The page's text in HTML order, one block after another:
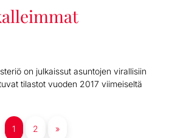
on julkaissut asuntojen virallisiin
tilastot vuoden 2017 viimeiseltä
1 2 »